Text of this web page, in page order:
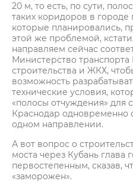
20 м, то есть, по сути,
таких коридоров в
которые планировались,
этой же проблемой,
направляем сейчас
Министерство
строительства и ЖКХ,
возможность
технические условия,
«полосы отчуждения» для
Краснодар одновременно
одном направлении.
А вот вопрос о
моста через Кубань глава
первостепенным, сказав,
«заморожен».